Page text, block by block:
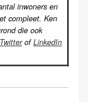
inwoners en
compleet. Ken
die ook
TwitterofLinkedIn